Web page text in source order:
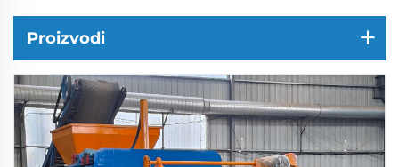
Proizvodi